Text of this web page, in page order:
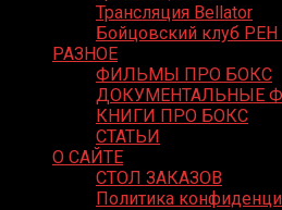
Трансляция Bellator
Бойцовский клуб
РАЗНОЕ
ФИЛЬМЫ ПРО БОКС
ДОКУМЕНТАЛЬНЫЕ
КНИГИ ПРО БОКС
СТАТЬИ
О САЙТЕ
СТОЛ ЗАКАЗОВ
Политика